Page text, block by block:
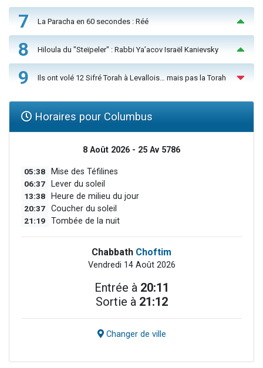
7 La Paracha en 60 secondes : Réé
8 Hiloula du "Steïpeler" : Rabbi Ya’acov Israël Kanievsky
9 Ils ont volé 12 Sifré Torah à Levallois… mais pas la Torah
Horaires pour Columbus
8 Août 2026 - 25 Av 5786
05:38 Mise des Téfilines
06:37 Lever du soleil
13:38 Heure de milieu du jour
20:37 Coucher du soleil
21:19 Tombée de la nuit
Chabbath Choftim
Vendredi 14 Août 2026
Entrée à 20:11
Sortie à 21:12
Changer de ville